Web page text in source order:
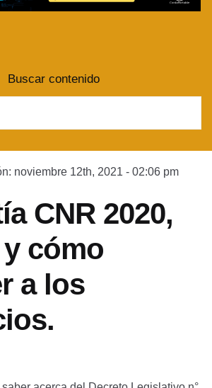
Buscar contenido
noviembre 12th, 2021 - 02:06 pm
CNR 2020,
cómo
a los